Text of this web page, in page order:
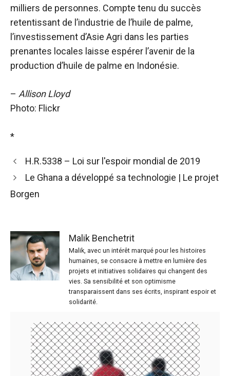
milliers de personnes. Compte tenu du succès
retentissant de l’industrie de l’huile de palme,
l’investissement d’Asie Agri dans les parties
prenantes locales laisse espérer l’avenir de la
production d’huile de palme en Indonésie.
– Allison Lloyd
Photo: Flickr
*
H.R.5338 – Loi sur l'espoir mondial de 2019
Le Ghana a développé sa technologie | Le projet
Borgen
Malik Benchetrit
Malik, avec un intérêt marqué pour les histoires
humaines, se consacre à mettre en lumière des
projets et initiatives solidaires qui changent des
vies. Sa sensibilité et son optimisme
transparaissent dans ses écrits, inspirant espoir et
solidarité.